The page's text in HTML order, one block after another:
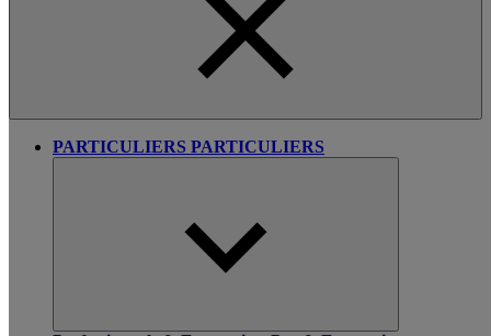
PARTICULIERS PARTICULIERS